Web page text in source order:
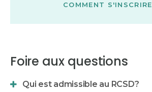
COMMENT S'INSCRIRE
Foire aux questions
Qui est admissible au RCSD?